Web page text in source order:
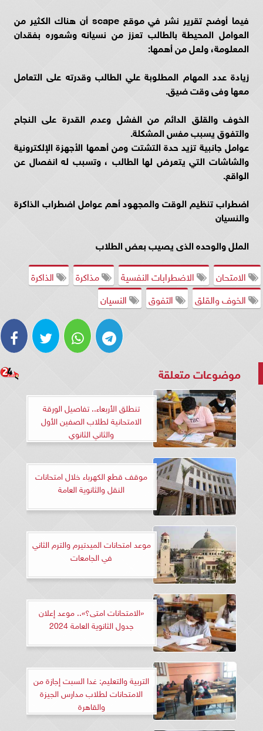
فيما أوضح تقرير نشر في موقع scape أن هناك الكثير من
العوامل المحيطة بالطالب تعزز من نسيانه وشعوره بفقدان
المعلومة، ولعل من أهمها:
زيادة عدد المهام المطلوبة علي الطالب وقدرته على التعامل
معها وفى وقت ضيق.
الخوف والقلق الدائم من الفشل وعدم القدرة على النجاح
والتفوق يسبب مفس المشكلة.
عوامل جانبية تزيد حدة التشتت ومن أهمها الأجهزة الإلكترونية
والشاشات التي يتعرض لها الطالب ، وتسبب له انفصال عن
الواقع.
اضطراب تنظيم الوقت والمجهود أهم عوامل اضطراب الذاكرة
والنسيان
الملل والوحده الذى يصيب بعض الطلاب
الامتحان الاضطرابات النفسية مذاكرة
الذاكرة
الخوف والقلق
التفوق النسيان
موضوعات متعلقة
تنطلق الأربعاء.. تفاصيل الورقة
الامتحانية لطلاب الصفين الأول
والثاني الثانوي
موقف قطع الكهرباء خلال امتحانات
النقل والثانوية العامة
موعد امتحانات الميدتيرم والترم الثاني
في الجامعات
«الامتحانات امتى؟».. موعد إعلان
جدول الثانوية العامة 2024
التربية والتعليم: غدا السبت إجازة من
الامتحانات لطلاب مدارس الجيزة
والقاهرة